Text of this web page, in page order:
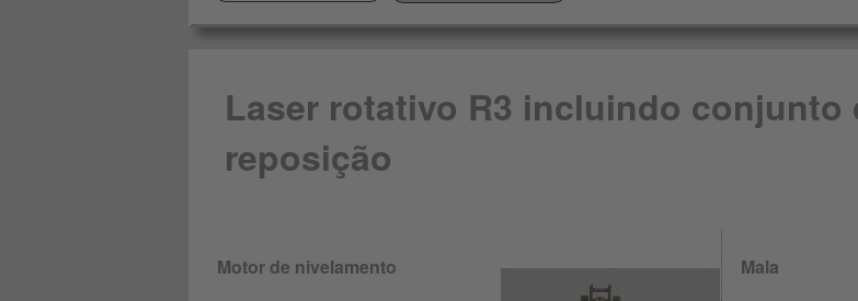
Laser rotativo R3 incluindo conjunto
reposição
Motor de nivelamento
Mala